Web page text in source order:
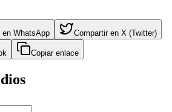
en WhatsApp Compartir en X (Twitter)
Copiar enlace